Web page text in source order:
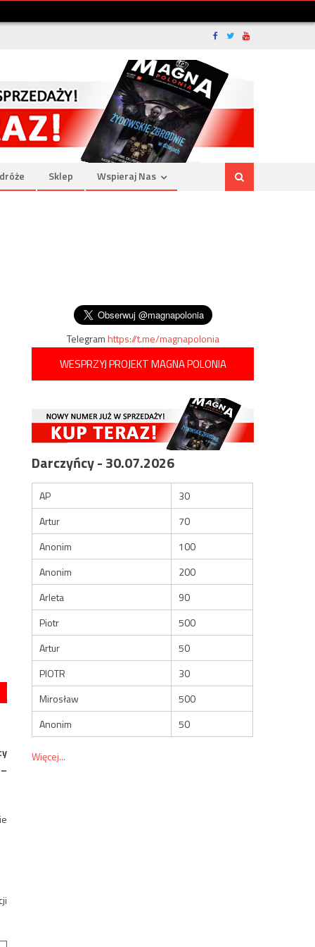
Sklep Wspieraj Nas
Telegramhttps://t.me/magnapolonia
WESPRZYJ PROJEKT MAGNA POLONIA
Darczyńcy - 30.07.2026
AP
30
Artur
70
Anonim
100
Anonim
200
Arleta
90
Piotr
500
Artur
50
PIOTR
30
Mirosław
500
Anonim
50
Więcej...